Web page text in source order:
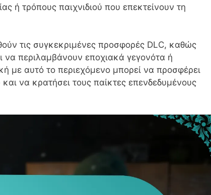
ή τρόπους παιχνιδιού που επεκτείνουν τη
τις συγκεκριμένες προσφορές DLC, καθώς
περιλαμβάνουν εποχιακά γεγονότα ή
με αυτό το περιεχόμενο μπορεί να προσφέρει
και να κρατήσει τους παίκτες επενδεδυμένους